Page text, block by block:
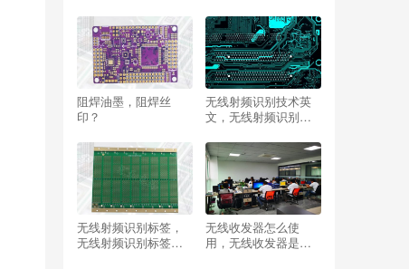
阻焊油墨，阻焊丝
印？
无线射频识别技术英
文，无线射频识别技
无线射频识别标签，
无线射频识别标签可
无线收发器怎么使
用，无线收发器是什